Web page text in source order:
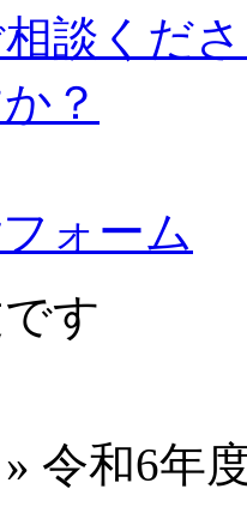
談くだ
？
ォーム
す
» 令和6年